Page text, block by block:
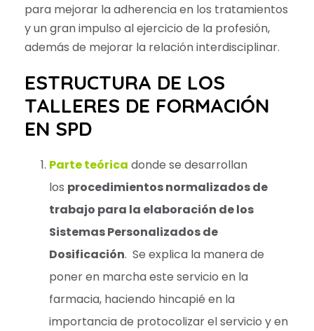
para mejorar la adherencia en los tratamientos
y un gran impulso al ejercicio de la profesión,
además de mejorar la relación interdisciplinar.
ESTRUCTURA DE LOS
TALLERES DE FORMACIÓN
EN SPD
Parte teórica donde se desarrollan
los procedimientos normalizados de
trabajo para la elaboración de los
Sistemas Personalizados de
Dosificación. Se explica la manera de
poner en marcha este servicio en la
farmacia, haciendo hincapié en la
importancia de protocolizar el servicio y en